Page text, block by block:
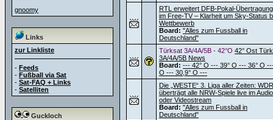
gnoomy
Links
zur Linkliste
- Feeds
- Fußball via Sat
- Sat-FAQ + Links
- Satelliten
Guckloch
RTL erweitert DFB-Pokal-
im Free-TV – Klarheit um Sky-Status
Wettbewerb
Board: "Alles zum Fussball in
Deutschland"
Türksat 3A/4A/5B - 42°O 42° Ost
3A/4A/5B News
Board: --- 42° O --- 39° O --- 36° O
O --- 30,9° O ---
Die „WESTE“ 3. Liga aller Zeiten: WDR
überträgt alle NRW-Spiele live im
oder Videostream
Board: "Alles zum Fussball in
Deutschland"